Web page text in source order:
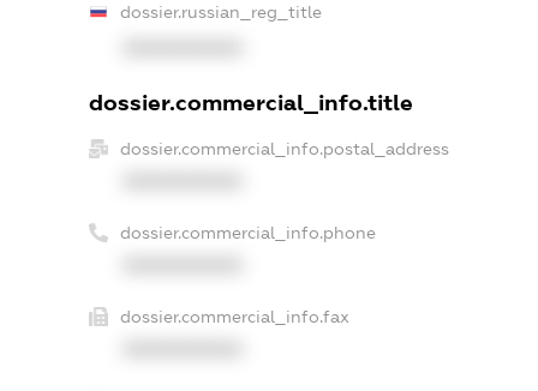
dossier.russian_reg_title
dossier.commercial_info.title
dossier.commercial_info.postal_address
dossier.commercial_info.phone
dossier.commercial_info.fax